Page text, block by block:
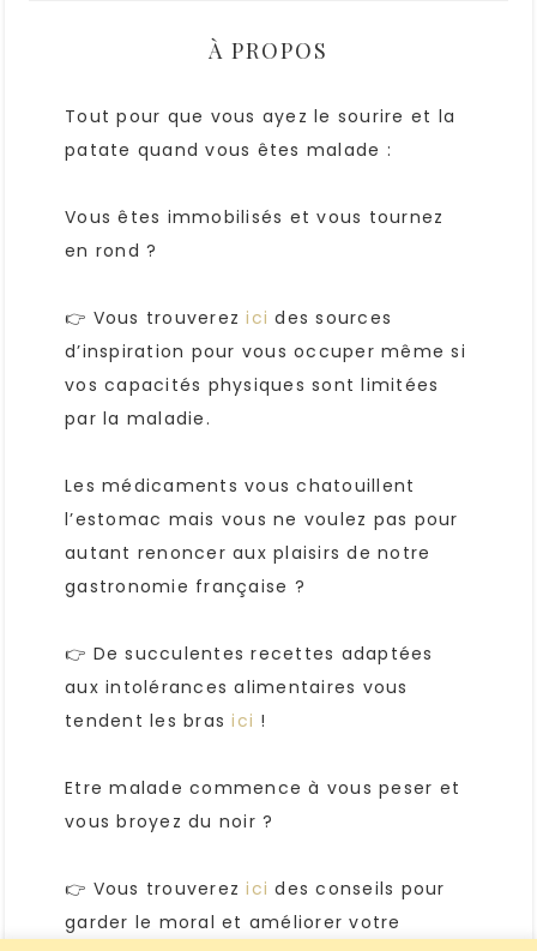
À PROPOS
Tout pour que vous ayez le sourire et la
patate quand vous êtes malade :
Vous êtes immobilisés et vous tournez
en rond ?
👉 Vous trouverezicides sources
d’inspiration pour vous occuper même si
vos capacités physiques sont limitées
par la maladie.
Les médicaments vous chatouillent
l’estomac mais vous ne voulez pas pour
autant renoncer aux plaisirs de notre
gastronomie française ?
👉 De succulentes recettes adaptées
aux intolérances alimentaires vous
tendent les brasici !
Etre malade commence à vous peser et
vous broyez du noir ?
👉 Vous trouverezici des conseils pour
garder le moral et améliorer votre